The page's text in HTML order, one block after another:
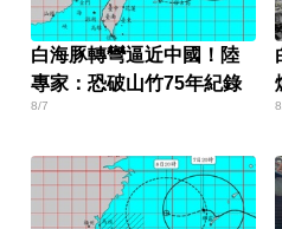
白海豚轉彎逼近中國！陸
專家：恐破山竹75年紀錄
8/7